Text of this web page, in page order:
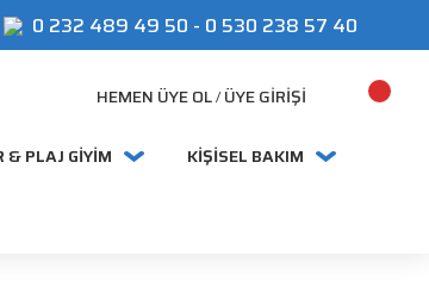
0 232 489 49 50 - 0 530 238 57 40
HEMEN ÜYE OL/ ÜYE GIRIŞI
& PLAJ GİYİM KİŞİSEL BAKIM